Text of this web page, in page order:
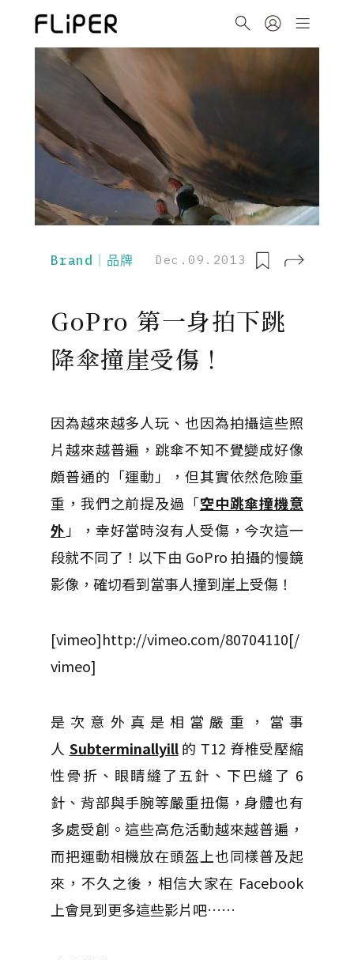
Brand｜品牌 Dec.09.2013
GoPro 第一身拍下跳
降傘撞崖受傷！
因為越來越多人玩、也因為拍攝這些照
片越來越普遍，跳傘不知不覺變成好像
頗普通的「運動」，但其實依然危險重
重，我們之前提及過「空中跳傘撞機意
外 」，幸好當時沒有人受傷，今次這一
段就不同了！以下由 GoPro 拍攝的慢鏡
影像，確切看到當事人撞到崖上受傷！
[vimeo]http://vimeo.com/80704110[/
vimeo]
是次意外真是相當嚴重，當事
人 Subterminallyill的 T12 脊椎受壓縮
性骨折、眼睛縫了五針、下巴縫了 6
針、背部與手腕等嚴重扭傷，身體也有
多處受創。這些高危活動越來越普遍，
而把運動相機放在頭盔上也同樣普及起
來，不久之後，相信大家在 Facebook
上會見到更多這些影片吧……